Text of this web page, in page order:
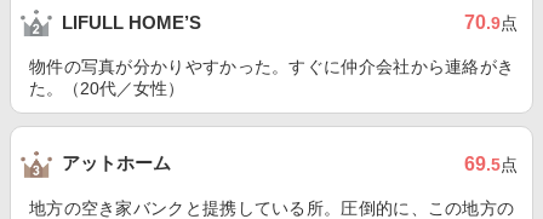
LIFULL HOME’S 70.9点
物件の写真が分かりやすかった。すぐに仲介会社から連絡がき
た。（20代／女性）
アットホーム 69.5点
地方の空き家バンクと提携している所。圧倒的に、この地方の